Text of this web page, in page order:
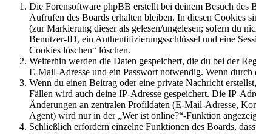
Die Forensoftware phpBB erstellt bei deinem Besuch des
Aufrufen des Boards erhalten bleiben. In diesen Cookies
(zur Markierung dieser als gelesen/ungelesen; sofern du
Benutzer-ID, ein Authentifizierungsschlüssel und eine
Cookies löschen“ löschen.
Weiterhin werden die Daten gespeichert, die du bei der
E-Mail-Adresse und ein Passwort notwendig. Wenn
Wenn du einen Beitrag oder eine private Nachricht
Fällen wird auch deine IP-Adresse gespeichert. Die IP-
Änderungen an zentralen Profildaten (E-Mail-Adresse,
Agent) wird nur in der „Wer ist online?“-Funktion
Schließlich erfordern einzelne Funktionen des Boards,